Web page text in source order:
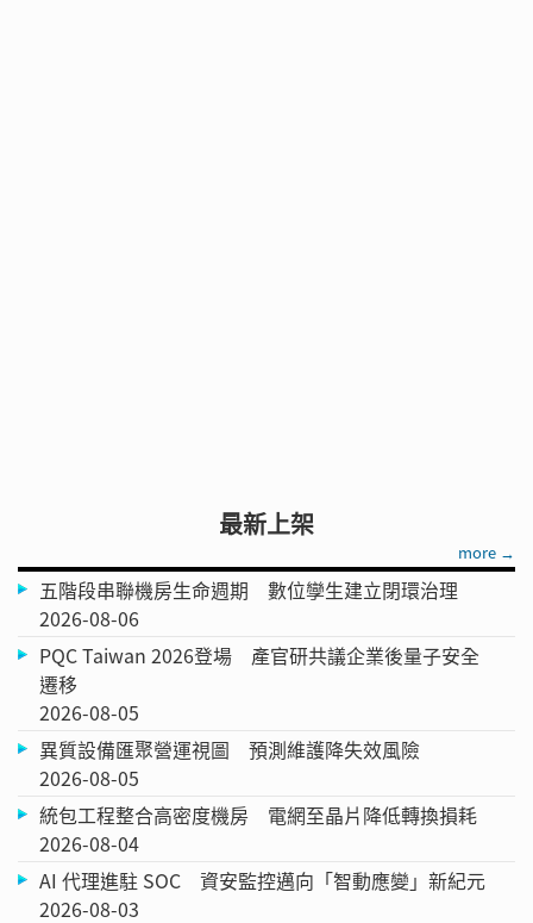
最新上架
more →
五階段串聯機房生命週期 數位孿生建立閉環治理
2026-08-06
PQC Taiwan 2026登場 產官研共議企業後量子安全
遷移
2026-08-05
異質設備匯聚營運視圖 預測維護降失效風險
2026-08-05
統包工程整合高密度機房 電網至晶片降低轉換損耗
2026-08-04
AI 代理進駐 SOC 資安監控邁向「智動應變」新紀元
2026-08-03